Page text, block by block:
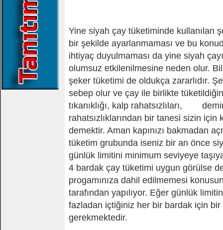
Yine siyah çay tüketiminde kullanılan
bir şekilde ayarlanmaması ve bu
ihtiyaç duyulmaması da yine siyah
olumsuz etkilenilmesine neden olur.
şeker tüketimi de oldukça zararlıdır.
sebep olur ve çay ile birlikte
tıkanıklığı, kalp rahatsızlıları,
rahatsızlıklarından bir tanesi sizin için
demektir. Aman kapınızı bakmadan
tüketim grubunda iseniz bir an önce
günlük limitini minimum seviyeye
4 bardak çay tüketimi uygun görülse
progamınıza dahil edilmemesi
tarafından yapılıyor. Eğer günlük
fazladan içtiğiniz her bir bardak için
gerekmektedir.